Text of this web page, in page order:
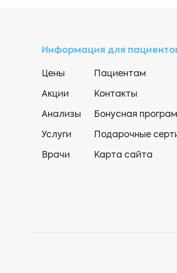
Информация для
Цены
Акции
Анализы
Услуги
Врачи
Пациентам
Контакты
Бонусная
Подарочные
Карта сайта